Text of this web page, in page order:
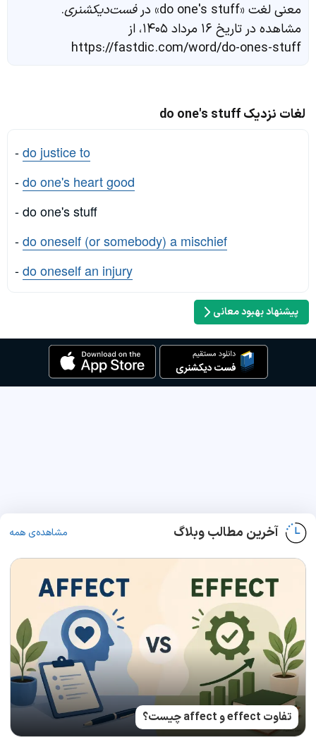
معنی لغت «do one's stuff» در فست‌دیکشنری.
مشاهده در تاریخ ۱۶ مرداد ۱۴۰۵، از
https://fastdic.com/word/do-ones-stuff
لغات نزدیک do one's stuff
-do justice to
-do one's heart good
- do one's stuff
-do oneself (or somebody) a mischief
-do oneself an injury
پیشنهاد بهبود معانی
آخرین مطالب وبلاگ مشاهده‌ی همه
تفاوت effect و affect چیست؟